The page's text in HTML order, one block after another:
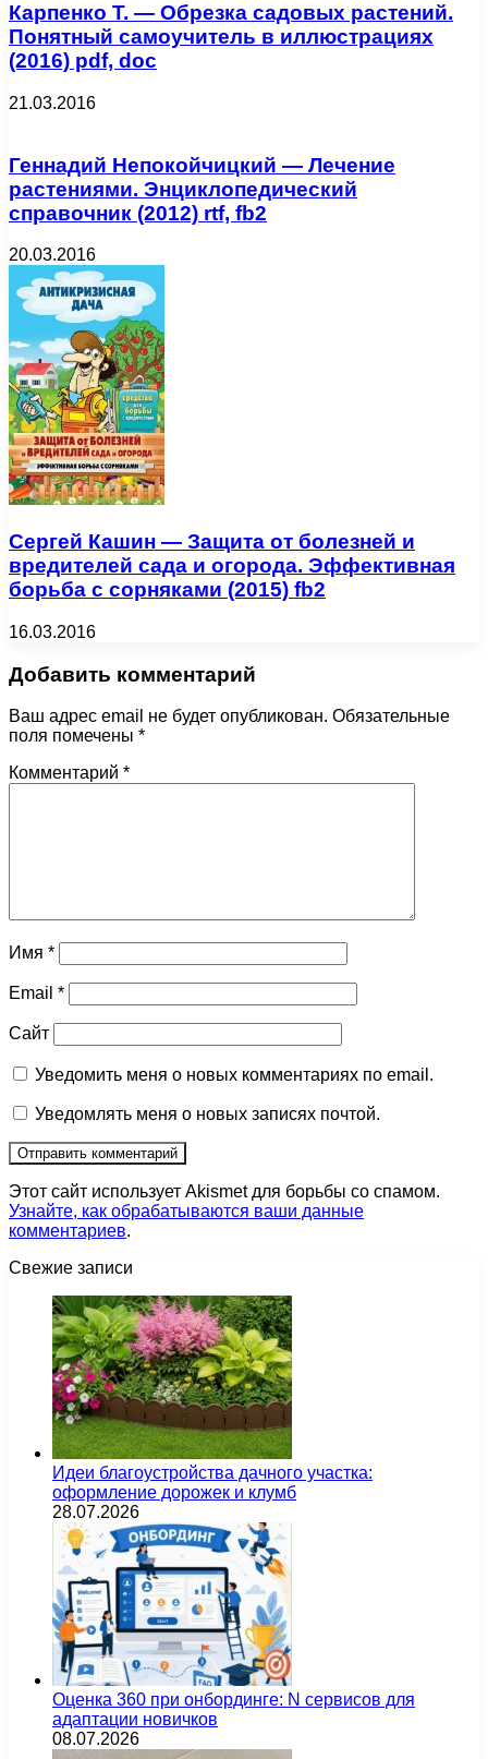
Карпенко Т. — Обрезка садовых растений.
Понятный самоучитель в иллюстрациях
(2016) pdf, doc
21.03.2016
Геннадий Непокойчицкий — Лечение
растениями. Энциклопедический
справочник (2012) rtf, fb2
20.03.2016
Сергей Кашин — Защита от болезней и
вредителей сада и огорода. Эффективная
борьба с сорняками (2015) fb2
16.03.2016
Добавить комментарий
Ваш адрес email не будет опубликован. Обязательные
поля помечены *
Комментарий *
Имя *
Email *
Сайт
Уведомить меня о новых комментариях по email.
Уведомлять меня о новых записях почтой.
Этот сайт использует Akismet для борьбы со спамом.
Узнайте, как обрабатываются ваши данные
комментариев.
Свежие записи
Идеи благоустройства дачного участка:
оформление дорожек и клумб
28.07.2026
Оценка 360 при онбординге: N сервисов для
адаптации новичков
08.07.2026